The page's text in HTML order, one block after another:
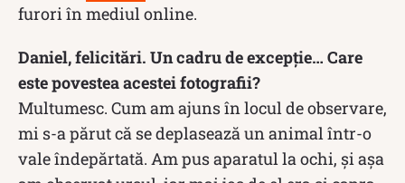
furori în mediul online.
Daniel, felicitări. Un cadru de excepție… Care
este povestea acestei fotografii?
Multumesc. Cum am ajuns în locul de observare,
mi s-a părut că se deplasează un animal într-o
vale îndepărtată. Am pus aparatul la ochi, și așa